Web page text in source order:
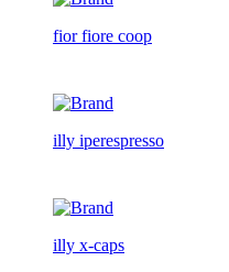
fior fiore coop
illy iperespresso
illy x-caps